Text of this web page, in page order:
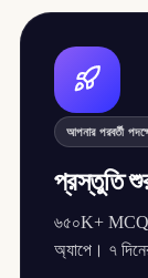
আপনার পরবর্তী
প্রস্তুতি
৬৫০K+ MCQ,
অ্যাপে। ৭